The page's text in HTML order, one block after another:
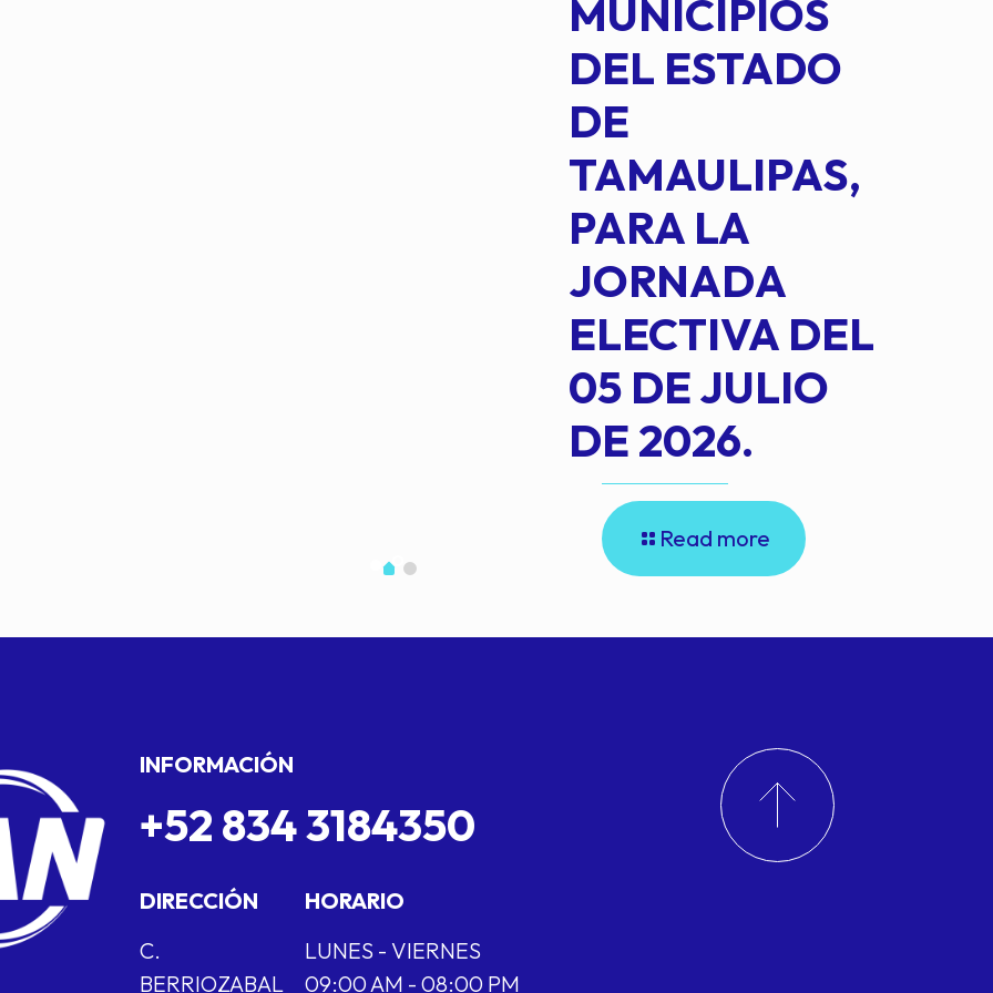
MUNICIPIOS
DEL ESTADO
DE
TAMAULIPAS,
PARA LA
JORNADA
ELECTIVA DEL
05 DE JULIO
DE 2026.
Read more
INFORMACIÓN
+52 834 3184350
DIRECCIÓN
C.
BERRIOZABAL
HORARIO
LUNES - VIERNES
09:00 AM - 08:00 PM